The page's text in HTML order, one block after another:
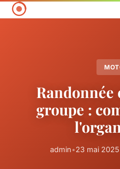
Randonnée
groupe :
admin•23 mai 2025